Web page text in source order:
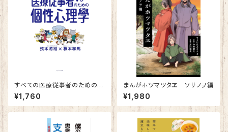
すべての医療従事者のための個
性心理學
¥1,760
まんがホツマツタヱ ソサノヲ編
¥1,980